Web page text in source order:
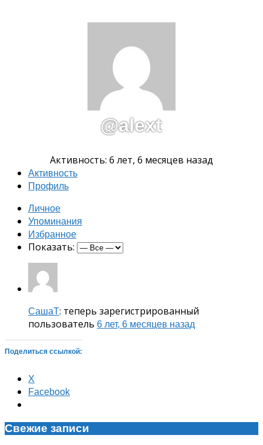
@alext
Активность: 6 лет, 6 месяцев назад
Активность
Профиль
Личное
Упоминания
Избранное
Показать:
СашаТ: теперь зарегистрированный
пользователь 6 лет, 6 месяцев назад
Поделиться ссылкой:
X
Facebook
Свежие записи